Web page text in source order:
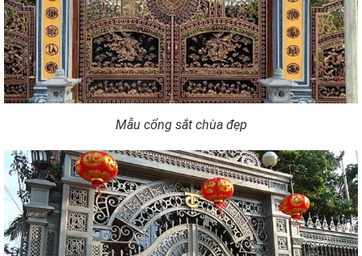
Mẫu cổng sắt chùa đẹp